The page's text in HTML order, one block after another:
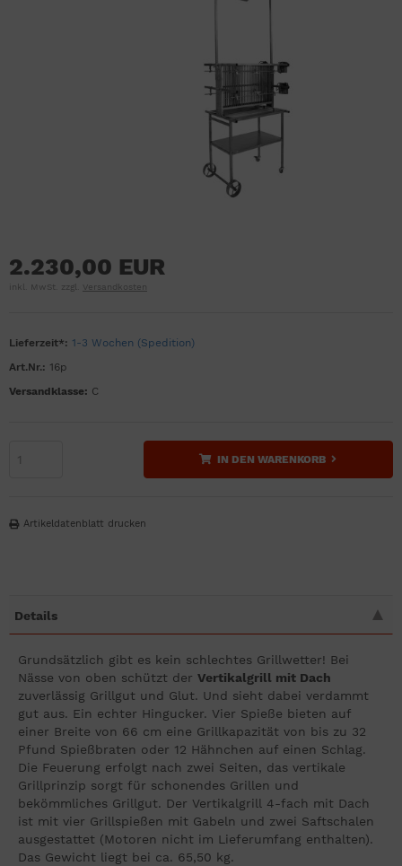
2.230,00 EUR
inkl. MwSt. zzgl. Versandkosten
Lieferzeit*: 1-3 Wochen (Spedition)
Art.Nr.: 16p
Versandklasse: C
IN DEN WARENKORB
Artikeldatenblatt drucken
Details
Grundsätzlich gibt es kein schlechtes Grillwetter! Bei
Nässe von oben schützt der Vertikalgrill mit Dach
zuverlässig Grillgut und Glut. Und sieht dabei verdammt
gut aus. Ein echter Hingucker. Vier Spieße bieten auf
einer Breite von 66 cm eine Grillkapazität von bis zu 32
Pfund Spießbraten oder 12 Hähnchen auf einen Schlag.
Die Feuerung erfolgt nach zwei Seiten, das vertikale
Grillprinzip sorgt für schonendes Grillen und
bekömmliches Grillgut. Der Vertikalgrill 4-fach mit Dach
ist mit vier Grillspießen mit Gabeln und zwei Saftschalen
ausgestattet (Motoren nicht im Lieferumfang enthalten).
Das Gewicht liegt bei ca. 65,50 kg.